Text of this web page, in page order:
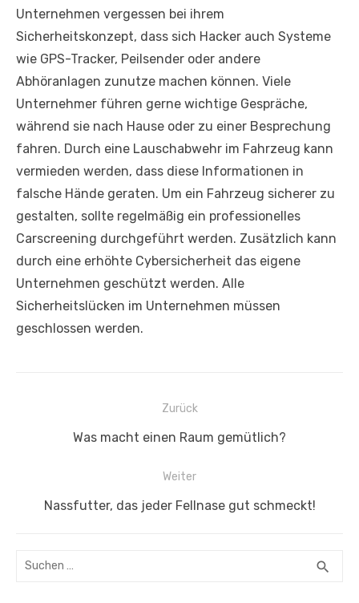
Unternehmen vergessen bei ihrem
Sicherheitskonzept, dass sich Hacker auch Systeme
wie GPS-Tracker, Peilsender oder andere
Abhöranlagen zunutze machen können. Viele
Unternehmer führen gerne wichtige Gespräche,
während sie nach Hause oder zu einer Besprechung
fahren. Durch eine Lauschabwehr im Fahrzeug kann
vermieden werden, dass diese Informationen in
falsche Hände geraten. Um ein Fahrzeug sicherer zu
gestalten, sollte regelmäßig ein professionelles
Carscreening durchgeführt werden. Zusätzlich kann
durch eine erhöhte Cybersicherheit das eigene
Unternehmen geschützt werden. Alle
Sicherheitslücken im Unternehmen müssen
geschlossen werden.
Beitragsnavigation
Zurück
Vorheriger
Was macht einen Raum gemütlich?
Weiter
Nächster
Nassfutter, das jeder Fellnase gut schmeckt!
Suchen
search